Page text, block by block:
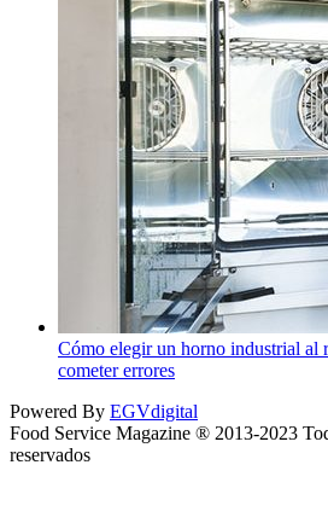
Cómo elegir un horno industrial al
cometer errores
Powered By EGVdigital
Food Service Magazine ® 2013-2023
reservados